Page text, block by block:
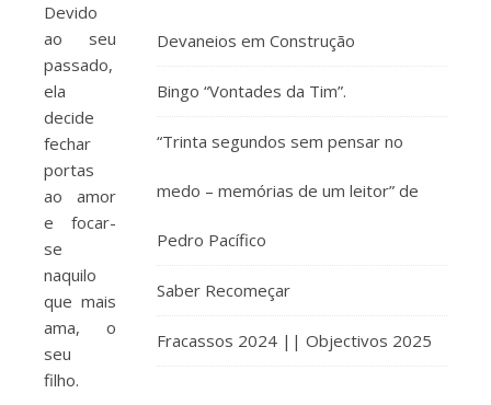
Devido
ao seu
passado,
ela
decide
fechar
portas
ao amor
e focar-
se
naquilo
que mais
ama, o
seu
filho.
Devaneios em Construção
Bingo “Vontades da Tim”.
“Trinta segundos sem pensar no
medo – memórias de um leitor” de
Pedro Pacífico
Saber Recomeçar
Fracassos 2024 || Objectivos 2025